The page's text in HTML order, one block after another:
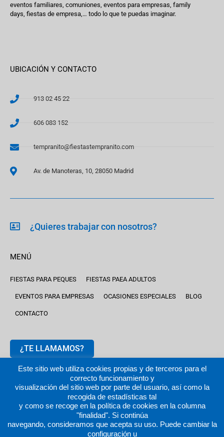
eventos familiares, comuniones, eventos para empresas, family
days, fiestas de empresa,… todo lo que te puedas imaginar.
UBICACIÓN Y CONTACTO
913 02 45 22
606 083 152
tempranito@fiestastempranito.com
Av. de Manoteras, 10, 28050 Madrid
¿Quieres trabajar con nosotros?
MENÚ
FIESTAS PARA PEQUES FIESTAS PAEA ADULTOS
EVENTOS PARA EMPRESAS OCASIONES ESPECIALES BLOG
CONTACTO
¿TE LLAMAMOS?
2024 © fiestastempranito.com | Todos los derechos reservados
Aviso legal | Política de privacidad|Política de cookies
Este sitio web utiliza cookies propias y de terceros para el
correcto funcionamiento y
visualización del sitio web por parte del usuario, así como la
recogida de estadísticas tal
y como se recoge en la política de cookies en la columna
"finalidad". Si continúa
navegando, consideramos que acepta su uso. Puede cambiar la
configuración u